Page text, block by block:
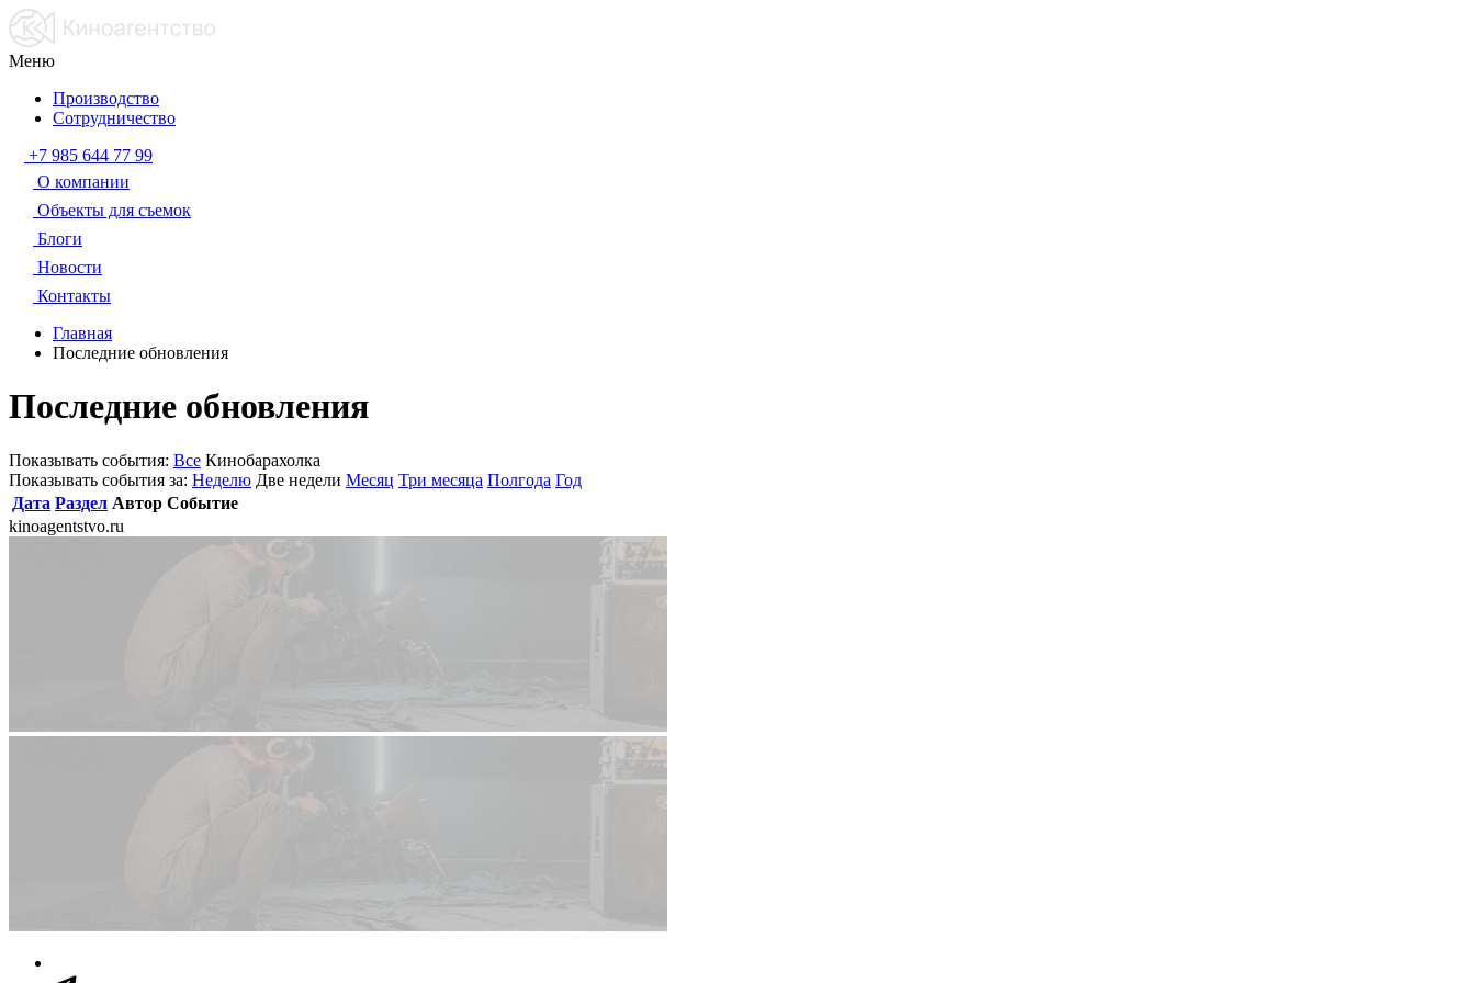
Меню
Производство
Сотрудничество
+7 985 644 77 99
О компании
Объекты для съемок
Блоги
Новости
Контакты
Главная
Последние обновления
Последние обновления
Показывать события: Все Кинобарахолка
Показывать события за: Неделю Две недели Месяц Три месяца Полгода Год
Дата Раздел Автор Событие
kinoagentstvo.ru